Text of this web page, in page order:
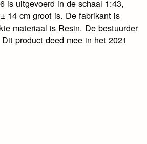
is uitgevoerd in de schaal 1:43,
14 cm groot is. De fabrikant is
materiaal is Resin. De bestuurder
product deed mee in het 2021